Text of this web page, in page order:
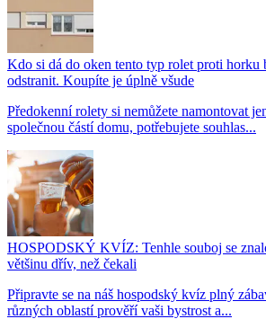
Kdo si dá do oken tento typ rolet proti horku
odstranit. Koupíte je úplně všude
Předokenní rolety si nemůžete namontovat
společnou částí domu, potřebujete souhlas...
HOSPODSKÝ KVÍZ: Tenhle souboj se
většinu dřív, než čekali
Připravte se na náš hospodský kvíz plný
různých oblastí prověří vaši bystrost a...